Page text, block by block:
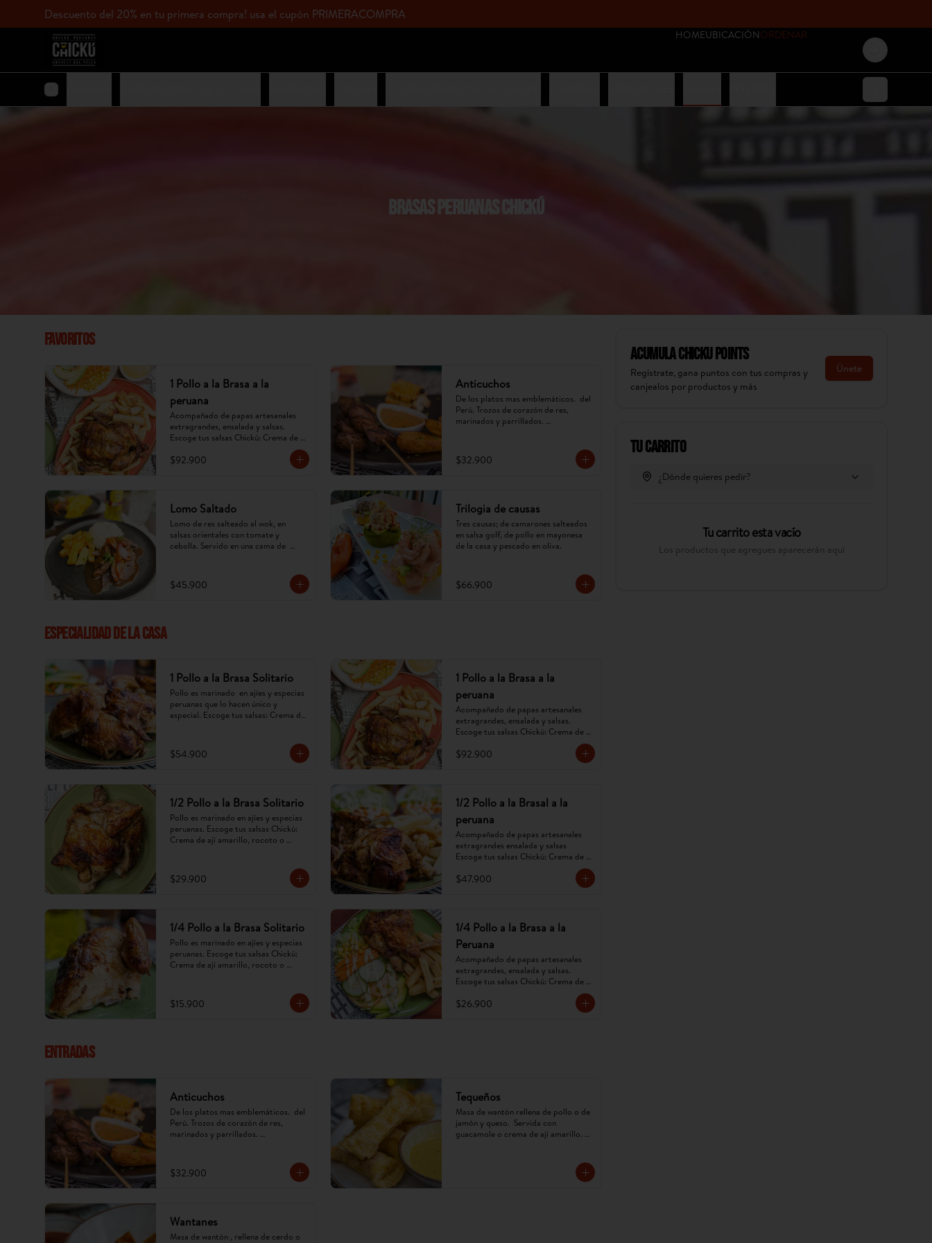
Descuento del 20% en tu primera compra! usa el cupòn PRIMERACOMPRA
HOMEUBICACIÓNORDENAR
Login
BRASAS PERUANAS CHICKÚ
Favoritos
1 Pollo a la Brasa a la
peruana
Acompañado de papas artesanales
extragrandes, ensalada y salsas.
Escoge tus salsas Chickú: Crema de
(Imagen referencial, puede cambiar).
$92.900
Anticuchos
De los platos mas emblemáticos.  del
Perú. Trozos de corazón de res,
marinados y parrillados.
puede cambiar)
$32.900
Lomo Saltado
Lomo de res salteado al wok, en
salsas orientales con tomate y
cebolla. Servido en una cama de
$45.900
Trilogia de causas
Tres causas; de camarones salteados
en salsa golf, de pollo en mayonesa
de la casa y pescado en oliva.
$66.900
ESPECIALIDAD DE LA CASA
1 Pollo a la Brasa Solitario
Pollo es marinado  en ajíes y especias
peruanas que lo hacen único y
especial. Escoge tus salsas: Crema de
$54.900
1 Pollo a la Brasa a la
peruana
Acompañado de papas artesanales
extragrandes, ensalada y salsas.
Escoge tus salsas Chickú: Crema de
(Imagen referencial, puede cambiar).
$92.900
1/2 Pollo a la Brasa Solitario
Pollo es marinado en ajíes y especias
peruanas. Escoge tus salsas Chickú:
Crema de ají amarillo, rocoto o
$29.900
1/2 Pollo a la Brasal a la
peruana
Acompañado de papas artesanales
extragrandes ensalada y salsas
Escoge tus salsas Chickú: Crema de
(Imagen referencial, puede cambiar).
$47.900
1/4 Pollo a la Brasa Solitario
Pollo es marinado en ajíes y especias
peruanas. Escoge tus salsas Chickú:
Crema de ají amarillo, rocoto o
$15.900
1/4 Pollo a la Brasa a la
Peruana
Acompañado de papas artesanales
extragrandes, ensalada y salsas.
Escoge tus salsas Chickú: Crema de
(Imagen referencial, puede cambiar).
$26.900
ENTRADAS
Anticuchos
De los platos mas emblemáticos.  del
Perú. Trozos de corazón de res,
marinados y parrillados.
puede cambiar)
$32.900
Tequeños
Masa de wantón rellena de pollo o de
jamón y queso.  Servida con
guacamole o crema de ají amarillo.
Wantanes
Masa de wantón , rellena de cerdo o
AcumulaChicku Points
Regístrate, gana puntos con tus compras y
canjealos por productos y más
Únete
Tu Carrito
¿Dónde quieres pedir?
Tu carrito esta vacío
Los productos que agregues aparecerán aquí